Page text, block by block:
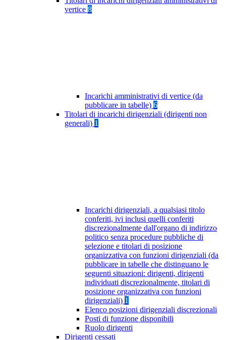
vertice 8
Incarichi amministrativi di vertice (da
pubblicare in tabelle) 6
Titolari di incarichi dirigenziali (dirigenti non
generali) 1
Incarichi dirigenziali, a qualsiasi titolo
conferiti, ivi inclusi quelli conferiti
discrezionalmente dall'organo di indirizzo
politico senza procedure pubbliche di
selezione e titolari di posizione
organizzativa con funzioni dirigenziali (da
pubblicare in tabelle che distinguano le
seguenti situazioni: dirigenti, dirigenti
individuati discrezionalmente, titolari di
posizione organizzativa con funzioni
dirigenziali) 1
Elenco posizioni dirigenziali discrezionali
Posti di funzione disponibili
Ruolo dirigenti
Dirigenti cessati